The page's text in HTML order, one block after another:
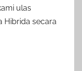
ulas
Hibrida secara